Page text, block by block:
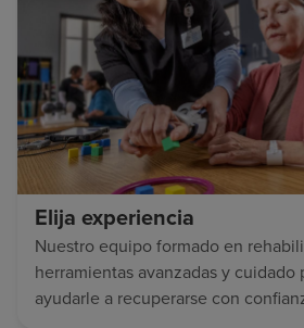
Elija experiencia
Nuestro equipo formado en
herramientas avanzadas y cuidado
ayudarle a recuperarse con